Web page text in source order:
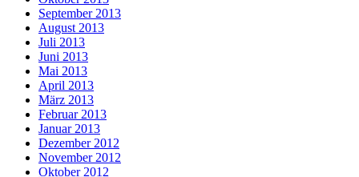
September 2013
August 2013
Juli 2013
Juni 2013
Mai 2013
April 2013
März 2013
Februar 2013
Januar 2013
Dezember 2012
November 2012
Oktober 2012